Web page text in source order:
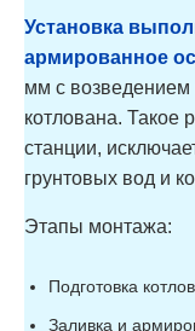
Астра 9 Лонг
Астра 9 Лонг Пр
Астра 10 Пр
Астра 10 Миди
Астра 10 Миди
Пр
Астра 10 Лонг
Астра 15
Астра 15 Миди
Астра 15 Лонг
Установка
армированное
мм с возведением
котлована. Такое
станции,
грунтовых вод и
Этапы монтажа:
Подготовка
Заливка и